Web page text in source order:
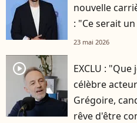
nouvelle
: "Ce serait
23 mai 2026
player2
EXCLU :
célèbre
Grégoire,
rêve d'être